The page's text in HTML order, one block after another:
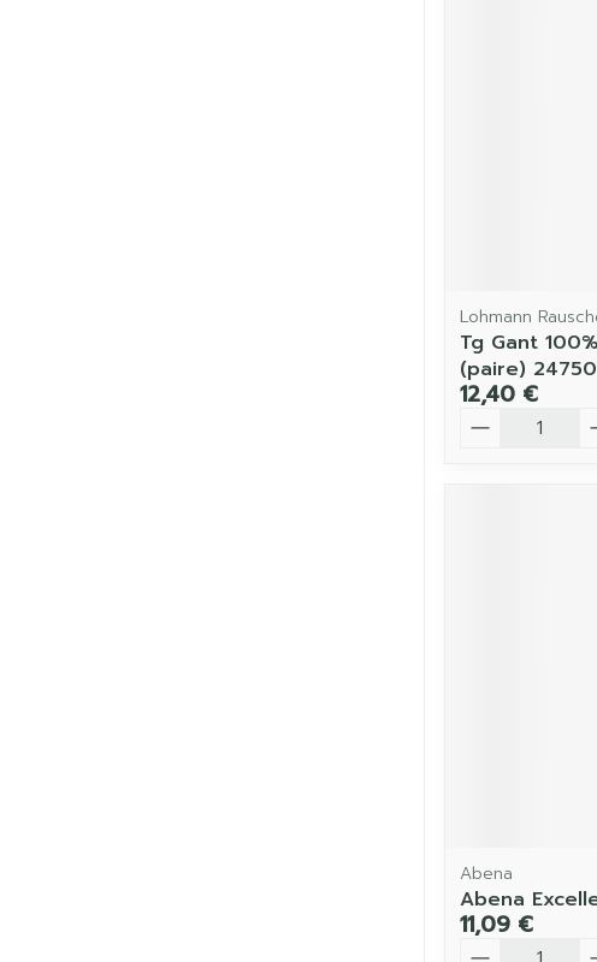
Lohmann
Tg Gant
(paire) 24750
12,40 €
Quantité
Abena
Abena
11,09 €
Quantité